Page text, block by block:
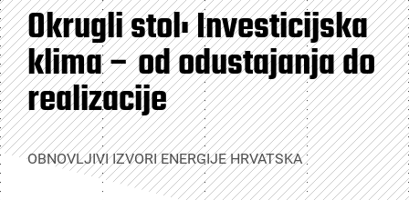
Okrugli stol: Investicijska
klima – od odustajanja do
realizacije
OBNOVLJIVI IZVORI ENERGIJE HRVATSKA